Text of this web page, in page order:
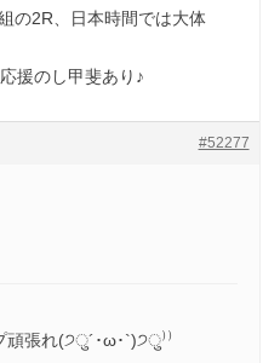
の2R、日本時間では大体
援のし甲斐あり♪
#52277
頑張れ(੭ु´･ω･`)੭ु⁾⁾